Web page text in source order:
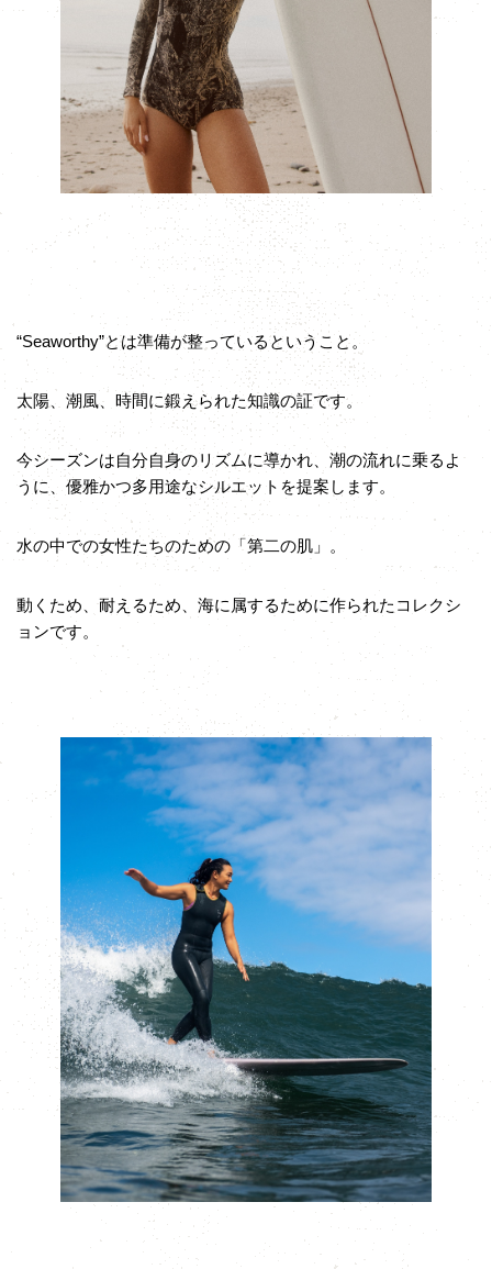
“Seaworthy”とは準備が整っているということ。
太陽、潮風、時間に鍛えられた知識の証です。
今シーズンは自分自身のリズムに導かれ、潮の流れに乗るよ
うに、優雅かつ多用途なシルエットを提案します。
水の中での女性たちのための「第二の肌」。
動くため、耐えるため、海に属するために作られたコレクシ
ョンです。